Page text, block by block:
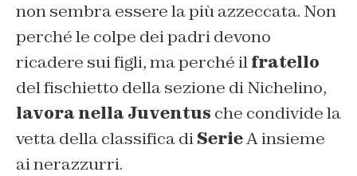
non sembra essere la più azzeccata. Non
perché le colpe dei padri devono
ricadere sui figli, ma perché ilfratello
del fischietto della sezione di Nichelino,
lavora nella Juventus che condivide la
vetta della classifica diSerieA insieme
ai nerazzurri.